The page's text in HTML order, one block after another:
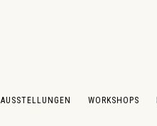
AUSSTELLUNGEN WORKSHOPS